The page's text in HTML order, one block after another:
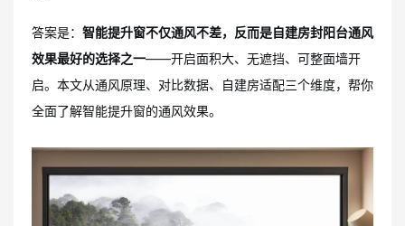
答案是： 智能提升窗不仅通风不差，反而是自建房封阳台通风
效果最好的选择之一——开启面积大、无遮挡、可整面墙开
启。本文从通风原理、对比数据、自建房适配三个维度，帮你
全面了解智能提升窗的通风效果。